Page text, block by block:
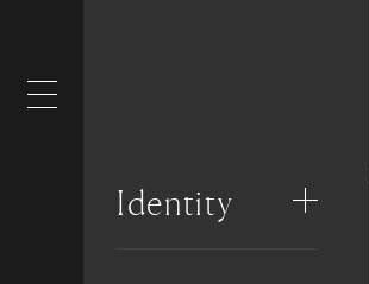
Identity